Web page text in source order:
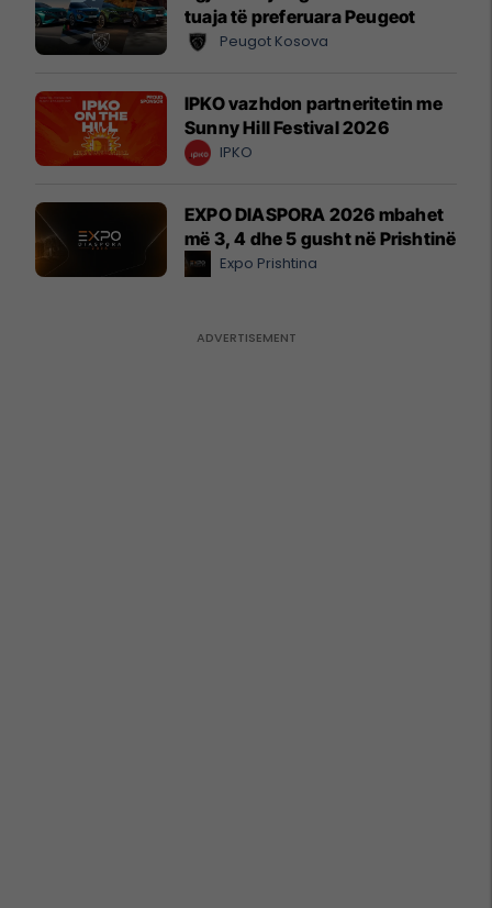
tuaja të preferuara Peugeot
Peugot Kosova
IPKO vazhdon partneritetin me
Sunny Hill Festival 2026
IPKO
EXPO DIASPORA 2026 mbahet
më 3, 4 dhe 5 gusht në Prishtinë
Expo Prishtina